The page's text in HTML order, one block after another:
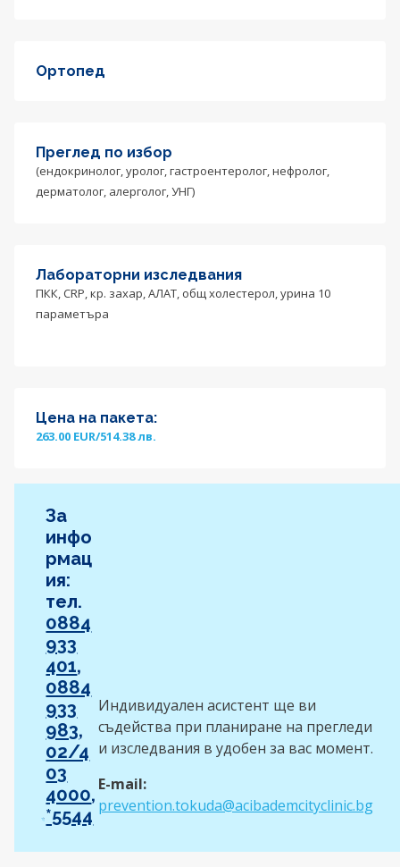
Ортопед
Преглед по избор
(ендокринолог, уролог, гастроентеролог, нефролог,
дерматолог, алерголог, УНГ)
Лабораторни изследвания
ПКК, CRP, кр. захар, АЛАТ, общ холестерол, урина 10
параметъра
Цена на пакета:
263.00 EUR/514.38 лв.
За
инфо
рмац
ия:
тел.
0884
933
401,
0884
933
983,
02/4
03
4000,
*5544
Индивидуален асистент ще ви
съдейства при планиране на прегледи
и изследвания в удобен за вас момент.
E-mail:
prevention.tokuda@acibademcityclinic.bg